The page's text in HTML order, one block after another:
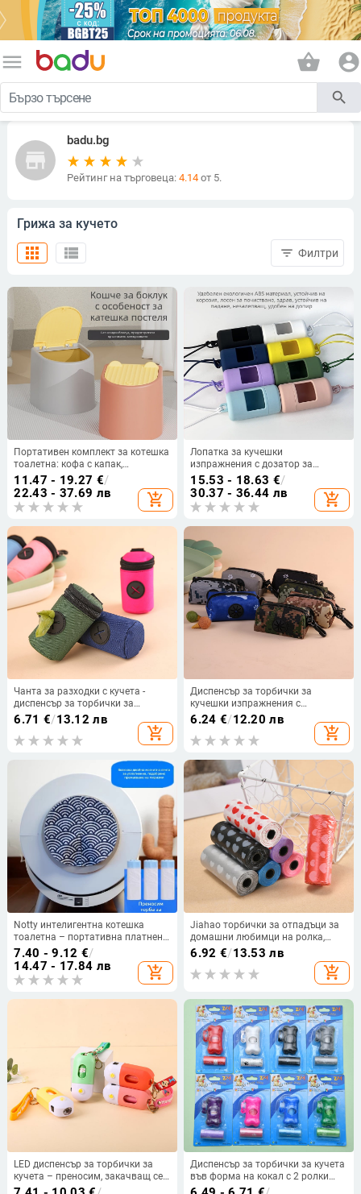
menu shopping_basket account_circle
search
store
badu.bg
Рейтинг на търговеца: 4.14от 5.
Грижа за кучето
view_list
apps filter_list Филтри
Портативен комплект за котешка
тоалетна: кофа с капак,
дезодорираща лопатка за
котешки тор и торбички за
изпражнения
11.47 - 19.27 €/
22.43 - 37.69 лв
add_shopping_cart
Лопатка за кучешки
изпражнения с дозатор за
биоразградими торбички и
плътни торби
15.53 - 18.63 €/
30.37 - 36.44 лв
add_shopping_cart
Чанта за разходки с кучета -
диспенсър за торбички за
изпражнения и джоб за
лакомства; материал: полиестер,
стил: дизайн с плоско отваряне,
6.71 €/13.12 лв
add_shopping_cart
Диспенсър за торбички за
кучешки изпражнения с
преносим пакет за събиране,
дизайн с плосък отвор,
обикновена дебелина, висящ
6.24 €/12.20 лв
add_shopping_cart
Notty интелигентна котешка
тоалетна – портативна платнена
конструкция с контрол на
миризмата, прахозащита на
завесата за врата и торба за
отпадъци с връзки
7.40 - 9.12 €/
14.47 - 17.84 лв
add_shopping_cart
Jiahao торбички за отпадъци за
домашни любимци на ролка,
дизайн със сърца, еднократни,
пластмасови, стандартна
дебелина
6.92 €/13.53 лв
add_shopping_cart
LED диспенсър за торбички за
кучета – преносим, закачващ се,
ABS материал, дебел
Диспенсър за торбички за кучета
във форма на кокал с 2 ролки
печатани торбички за отпадъци